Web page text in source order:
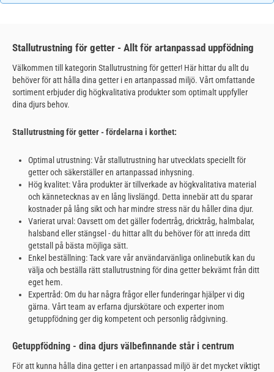
Stallutrustning för getter - Allt för artanpassad uppfödning
Välkommen till kategorin Stallutrustning för getter! Här hittar du allt du
behöver för att hålla dina getter i en artanpassad miljö. Vårt omfattande
sortiment erbjuder dig högkvalitativa produkter som optimalt uppfyller
dina djurs behov.
Stallutrustning för getter - fördelarna i korthet:
Optimal utrustning: Vår stallutrustning har utvecklats speciellt för
getter och säkerställer en artanpassad inhysning.
Hög kvalitet: Våra produkter är tillverkade av högkvalitativa material
och kännetecknas av en lång livslängd. Detta innebär att du sparar
kostnader på lång sikt och har mindre stress när du håller dina djur.
Varierat urval: Oavsett om det gäller fodertråg, dricktråg, halmbalar,
halsband eller stängsel - du hittar allt du behöver för att inreda ditt
getstall på bästa möjliga sätt.
Enkel beställning: Tack vare vår användarvänliga onlinebutik kan du
välja och beställa rätt stallutrustning för dina getter bekvämt från ditt
eget hem.
Expertråd: Om du har några frågor eller funderingar hjälper vi dig
gärna. Vårt team av erfarna djurskötare och experter inom
getuppfödning ger dig kompetent och personlig rådgivning.
Getuppfödning - dina djurs välbefinnande står i centrum
För att kunna hålla dina getter i en artanpassad miljö är det mycket viktigt